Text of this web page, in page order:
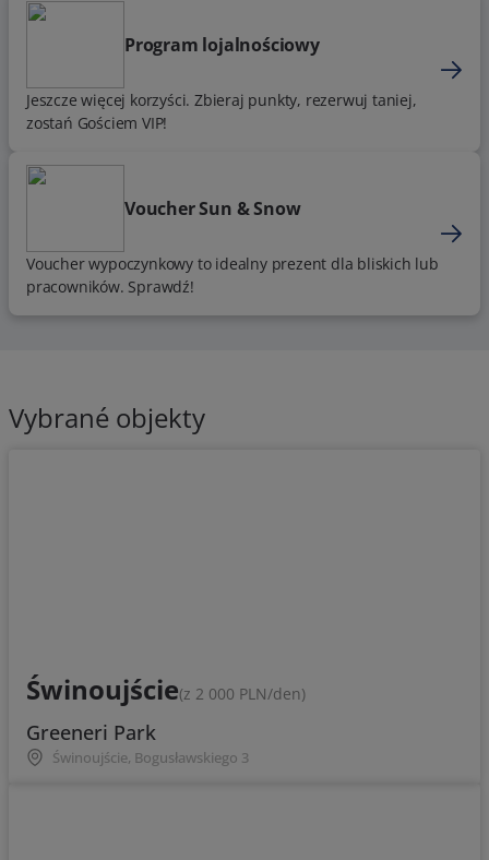
Program lojalnościowy
Jeszcze więcej korzyści. Zbieraj punkty, rezerwuj taniej,
zostań Gościem VIP!
Voucher Sun & Snow
Voucher wypoczynkowy to idealny prezent dla bliskich lub
pracowników. Sprawdź!
Vybrané objekty
Świnoujście(z 2 000 PLN/den)
Greeneri Park
Świnoujście, Bogusławskiego 3